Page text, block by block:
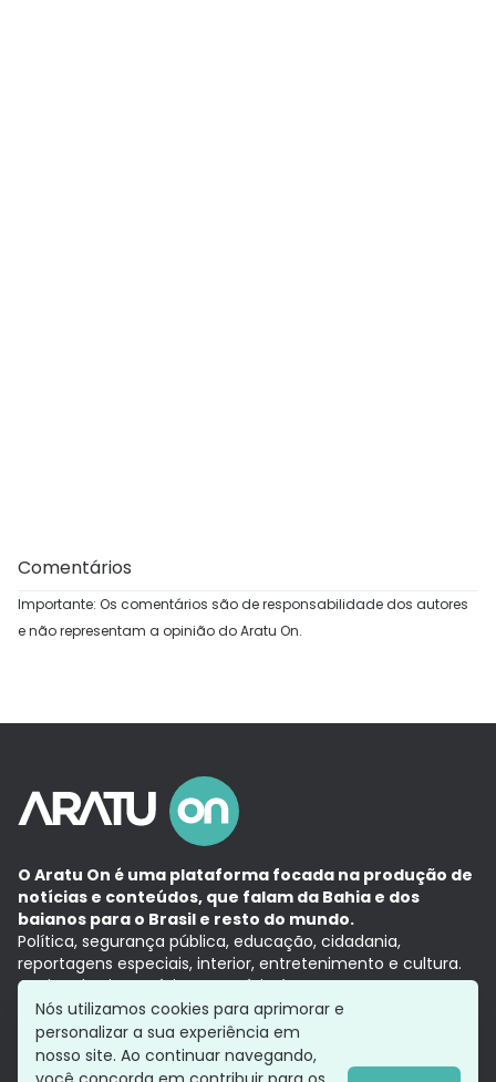
Comentários
Importante: Os comentários são de responsabilidade dos autores
e não representam a opinião do Aratu On.
O Aratu On é uma plataforma focada na produção de
notícias e conteúdos, que falam da Bahia e dos
baianos para o Brasil e resto do mundo.
Política, segurança pública, educação, cidadania,
reportagens especiais, interior, entretenimento e cultura.
Aqui, tudo vira notícia e a notícia é no tempo presente,
com a credibilidade do Grupo Aratu.
Grupo Aratu
Política de privacidade
Nós utilizamos cookies para aprimorar e
personalizar a sua experiência em
nosso site. Ao continuar navegando,